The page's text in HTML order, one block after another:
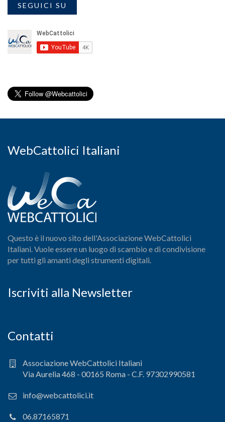
SEGUICI SU
WebCattolici Italiani
Questo è il nuovo sito dell'Associazione WebCattolici
Italiani. Vuole essere un luogo di scambio e di condivisione
per tutti gli amanti degli strumenti digitali.
Iscriviti alla Newsletter
Contatti
Associazione WebCattolici Italiani
Via Aurelia 468 - 00165 Roma - C.F. 97302990581
info@webcattolici.it
06.87165871